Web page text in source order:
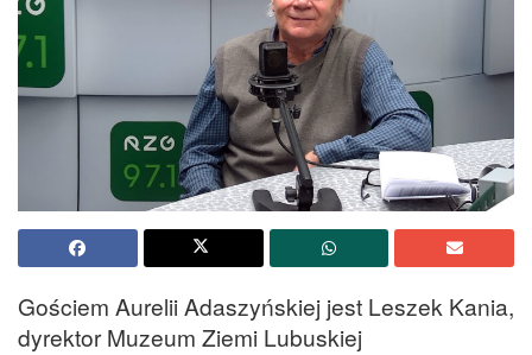
Gościem Aurelii Adaszyńskiej jest Leszek Kania,
dyrektor Muzeum Ziemi Lubuskiej